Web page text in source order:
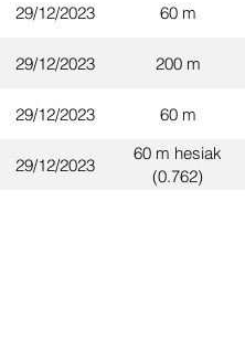
29/12/2023 60 m
29/12/2023 200 m
29/12/2023 60 m
29/12/2023
60 m hesiak
(0.762)